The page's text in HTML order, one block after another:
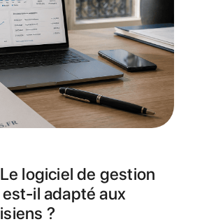
logiciel de gestion
il adapté aux
?